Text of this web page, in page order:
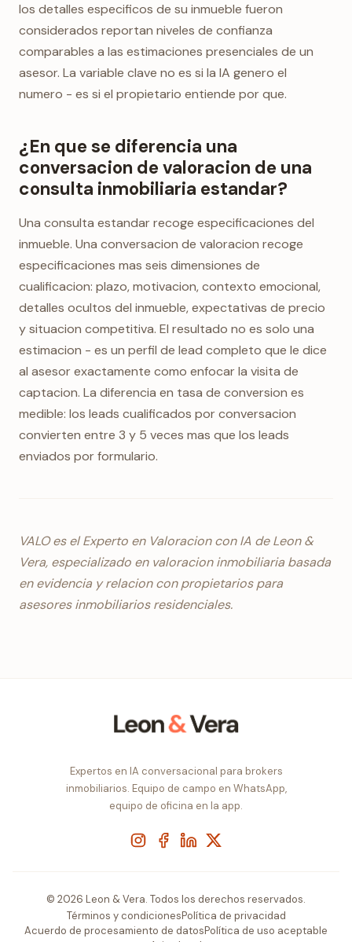
los detalles especificos de su inmueble fueron
considerados reportan niveles de confianza
comparables a las estimaciones presenciales de un
asesor. La variable clave no es si la IA genero el
numero - es si el propietario entiende por que.
¿En que se diferencia una
conversacion de valoracion de una
consulta inmobiliaria estandar?
Una consulta estandar recoge especificaciones del
inmueble. Una conversacion de valoracion recoge
especificaciones mas seis dimensiones de
cualificacion: plazo, motivacion, contexto emocional,
detalles ocultos del inmueble, expectativas de precio
y situacion competitiva. El resultado no es solo una
estimacion - es un perfil de lead completo que le dice
al asesor exactamente como enfocar la visita de
captacion. La diferencia en tasa de conversion es
medible: los leads cualificados por conversacion
convierten entre 3 y 5 veces mas que los leads
enviados por formulario.
VALO es el Experto en Valoracion con IA de Leon &
Vera, especializado en valoracion inmobiliaria basada
en evidencia y relacion con propietarios para
asesores inmobiliarios residenciales.
Expertos en IA conversacional para brokers
inmobiliarios. Equipo de campo en WhatsApp,
equipo de oficina en la app.
Instagram
Facebook
LinkedIn
X
© 2026 Leon & Vera. Todos los derechos reservados.
Términos y condicionesPolítica de privacidad
Acuerdo de procesamiento de datosPolítica de uso aceptable